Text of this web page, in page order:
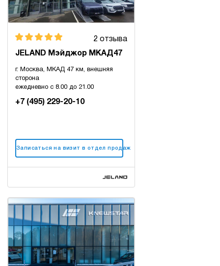
2 отзыва
JELAND Мэйджор МКАД47
г. Москва, МКАД 47 км, внешняя
сторона
ежедневно с 8.00 до 21.00
+7 (495) 229-20-10
Записаться на визит в отдел продаж